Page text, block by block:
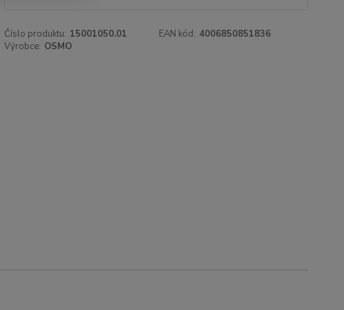
Číslo produktu: 15001050.01 EAN kód: 4006850851836
Výrobce: OSMO